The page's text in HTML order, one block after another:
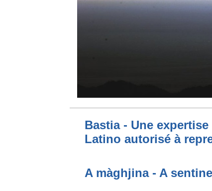
Bastia - Une
Latino autorisé à
A màghjina - A